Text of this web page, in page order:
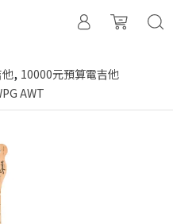
, 10000元預算電吉他
AWT